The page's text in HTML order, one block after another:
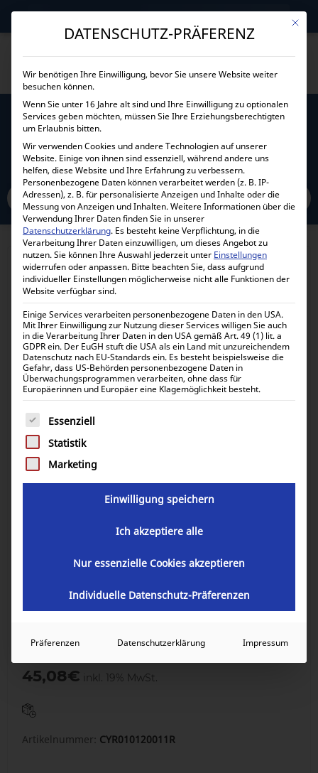
→
VICTRON ENERGY CYRIX-CT 12V 24V 120A
INTELLIGENT BATTERY COMBINER
CYR010120011R
Home Alle Produkte Zubehör
Ladestromverteiler
Victron Energy Cyrix-ct 12V 24V 120A Intelligent battery combiner
CYR010120011R
45,08€ inkl. 19% MwSt.
Victron Energy Cyrix-ct 12V 24V 120A
Intelligent battery combiner
CYR010120011R
Artikelnummer: CYR010120011R
Mit
DATENSCHUTZ-PRÄFERENZ
Wir benötigen Ihre Einwilligung, bevor Sie unsere Website weiter
besuchen können.
Wenn Sie unter 16 Jahre alt sind und Ihre Einwilligung zu optionalen
Services geben möchten, müssen Sie Ihre Erziehungsberechtigten
um Erlaubnis bitten.
Wir verwenden Cookies und andere Technologien auf unserer
Website. Einige von ihnen sind essenziell, während andere uns
helfen, diese Website und Ihre Erfahrung zu verbessern.
Personenbezogene Daten können verarbeitet werden (z. B. IP-
Adressen), z. B. für personalisierte Anzeigen und Inhalte oder die
Messung von Anzeigen und Inhalten.Weitere Informationen über die
Verwendung Ihrer Daten finden Sie in unserer
Datenschutzerklärung. Es besteht keine Verpflichtung, in die
Verarbeitung Ihrer Daten einzuwilligen, um dieses Angebot zu
nutzen.Sie können Ihre Auswahl jederzeit unter Einstellungen
widerrufen oder anpassen. Bitte beachten Sie, dass aufgrund
individueller Einstellungen möglicherweise nicht alle Funktionen der
Website verfügbar sind.
Einige Services verarbeiten personenbezogene Daten in den USA.
Mit Ihrer Einwilligung zur Nutzung dieser Services willigen Sie auch
in die Verarbeitung Ihrer Daten in den USA gemäß Art. 49 (1) lit. a
GDPR ein. Der EuGH stuft die USA als ein Land mit unzureichendem
Datenschutz nach EU-Standards ein. Es besteht beispielsweise die
Gefahr, dass US-Behörden personenbezogene Daten in
Überwachungsprogrammen verarbeiten, ohne dass für
Europäerinnen und Europäer eine Klagemöglichkeit besteht.
Es folgt eine Liste der Service-Gruppen, für die eine
Essenziell
Statistik
Marketing
Einwilligung speichern
Ich akzeptiere alle
Nur essenzielle Cookies akzeptieren
Individuelle Datenschutz-Präferenzen
Präferenzen Datenschutzerklärung Impressum